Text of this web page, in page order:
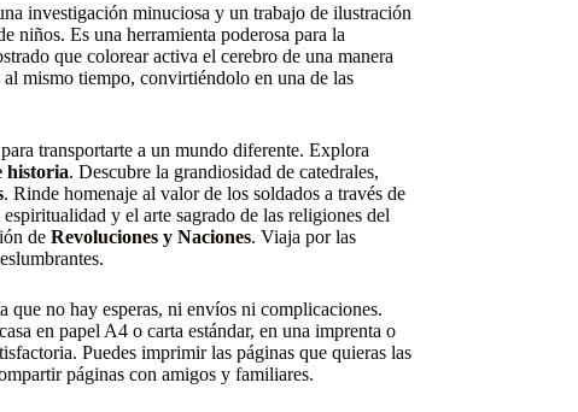
investigación minuciosa y un trabajo de ilustración
niños. Es una herramienta poderosa para la
que colorear activa el cerebro de una manera
mismo tiempo, convirtiéndolo en una de las
transportarte a un mundo diferente. Explora
historia. Descubre la grandiosidad de catedrales,
. Rinde homenaje al valor de los soldados a través de
y el arte sagrado de las religiones del
de Revoluciones y Naciones. Viaja por las
que no hay esperas, ni envíos ni complicaciones.
en papel A4 o carta estándar, en una imprenta o
Puedes imprimir las páginas que quieras las
páginas con amigos y familiares.